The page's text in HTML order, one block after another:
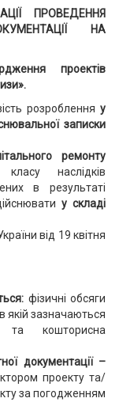
ПРОВЕДЕННЯ
НА
проектів
розробленняу
записки
ремонту
наслідків
в результаті
у складі
від 19 квітня
фізичні обсяги
якій зазначаються
та кошторисна
документації –
проекту та/
за погодженням